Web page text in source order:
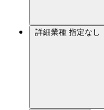
詳細業種 指定なし